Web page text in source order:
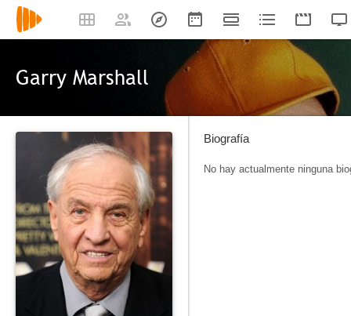
Garry Marshall
Biografía
No hay actualmente ninguna